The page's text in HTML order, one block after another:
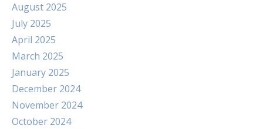
August 2025
July 2025
April 2025
March 2025
January 2025
December 2024
November 2024
October 2024